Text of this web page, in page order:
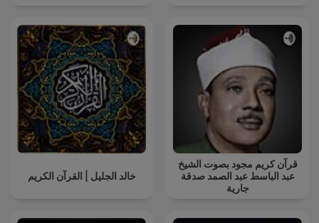
خالد الجليل | القرآن الكريم
قرآن كريم مجود بصوت الشيخ
عبد الباسط عبد الصمد صدقة
جارية